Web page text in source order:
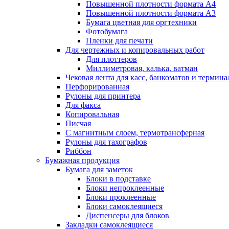
Повышенной плотности формата А4
Повышенной плотности формата А3
Бумага цветная для оргтехники
Фотобумага
Пленки для печати
Для чертежных и копировальных работ
Для плоттеров
Миллиметровая, калька, ватман
Чековая лента для касс, банкоматов и
Перфорированная
Рулоны для принтера
Для факса
Копировальная
Писчая
С магнитным слоем, термотрансферная
Рулоны для тахографов
Риббон
Бумажная продукция
Бумага для заметок
Блоки в подставке
Блоки непроклеенные
Блоки проклеенные
Блоки самоклеящиеся
Диспенсеры для блоков
Закладки самоклеящиеся